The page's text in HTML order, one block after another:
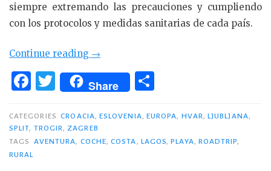
siempre extremando las precauciones y cumpliendo
con los protocolos y medidas sanitarias de cada país.
Continue reading «Roadtrip:
en
por
Croacia,
→
F
c
e
b
T
w
it
te
Share
m
p
CATEGORIES CROACIA ESLOVENIA EUROPA HVAR ,LJUBLJANA
SPLIT TROGIR
ZAGREB
TAGS
AVENTURA COCHE ,COSTA LAGOS ,PLAYA ROADTRIP
RURAL